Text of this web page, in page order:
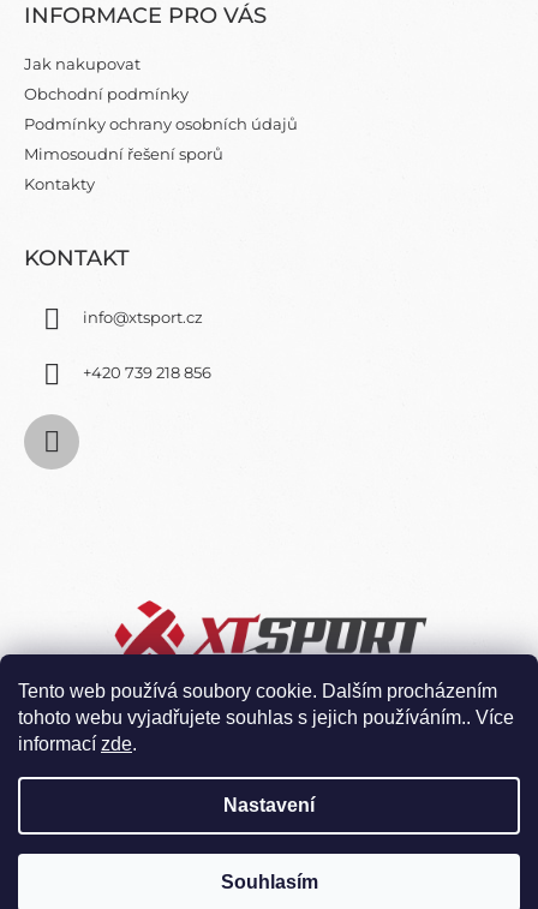
Tento web používá soubory cookie. Dalším procházením
tohoto webu vyjadřujete souhlas s jejich používáním.. Více
informací zde.
Nastavení
Souhlasím
INFORMACE PRO VÁS
Jak nakupovat
Obchodní podmínky
Podmínky ochrany osobních údajů
Mimosoudní řešení sporů
Kontakty
KONTAKT
info@xtsport.cz
+420 739 218 856
Vytvořil Shoptet